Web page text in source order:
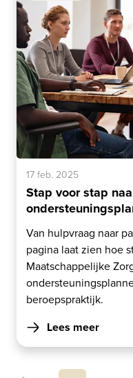
17 feb. 2025
Stap voor stap
Van hulpvraag naar
pagina laat zien hoe
Maatschappelijke
beroepspraktijk.
Lees meer